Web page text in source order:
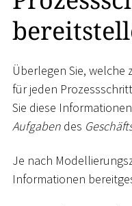
Überlegen Sie,
für jeden
Sie diese
Aufgaben des
Je nach
Informationen